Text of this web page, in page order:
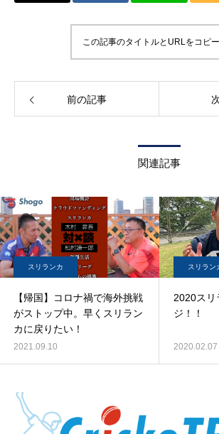
この記事のタイトルとURLをコピ
前の記事
関連記事
スリランカ
【帰国】コロナ禍で海外挑戦
がストップ中。早くスリラン
カに戻りたい！
2021.09.10
スリラン
2020スリ
ジ！！
2020.02.07